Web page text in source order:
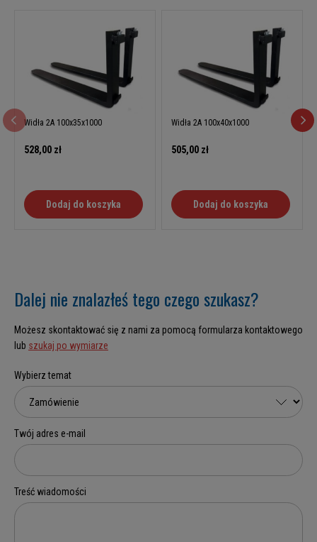
Widła 2A 100x35x1000
528,00 zł
Dodaj do koszyka
Widła 2A 100x40x1000
505,00 zł
Dodaj do koszyka
Dalej nie znalazłeś tego czego szukasz?
Możesz skontaktować się z nami za pomocą formularza kontaktowego
lub szukaj po wymiarze